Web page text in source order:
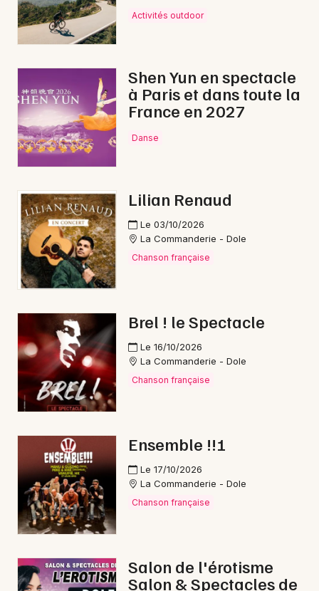
Sorties & loisirs
Sports en Bourgogne-Franche-Comté
Artistes en tournée
Actus dans le Jura
Magazine dans le Jura
39 - Jura
Mon email
Activités outdoor
Shen Yun en spectacle
à Paris et dans toute la
France en 2027
Danse
Lilian Renaud
Le 03/10/2026
La Commanderie - Dole
Chanson française
Brel ! le Spectacle
Le 16/10/2026
La Commanderie - Dole
Chanson française
Ensemble !!!
Le 17/10/2026
La Commanderie - Dole
Chanson française
Salon de l'érotisme
Salon & Spectacles de